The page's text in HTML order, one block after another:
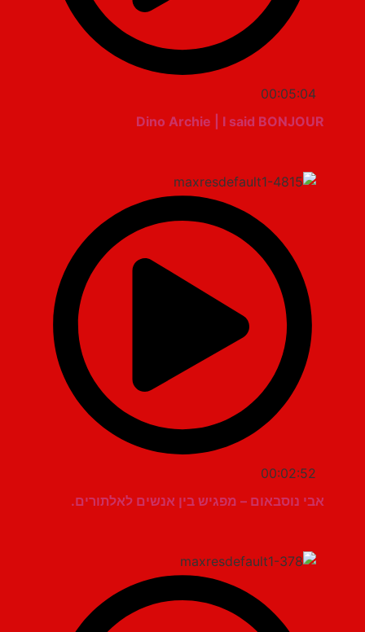
00:05:04
Dino Archie | I said BONJOUR
00:02:52
אבי נוסבאום – מפגיש בין אנשים לאלתורים.